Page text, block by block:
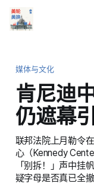
媒体与文化
肯尼迪
仍遮幕
联邦法院上月勒令
心（Kennedy
「别拆！」声中挂
疑字母是否真已全